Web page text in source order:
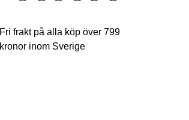
Fri frakt på alla köp över 799
kronor inom Sverige